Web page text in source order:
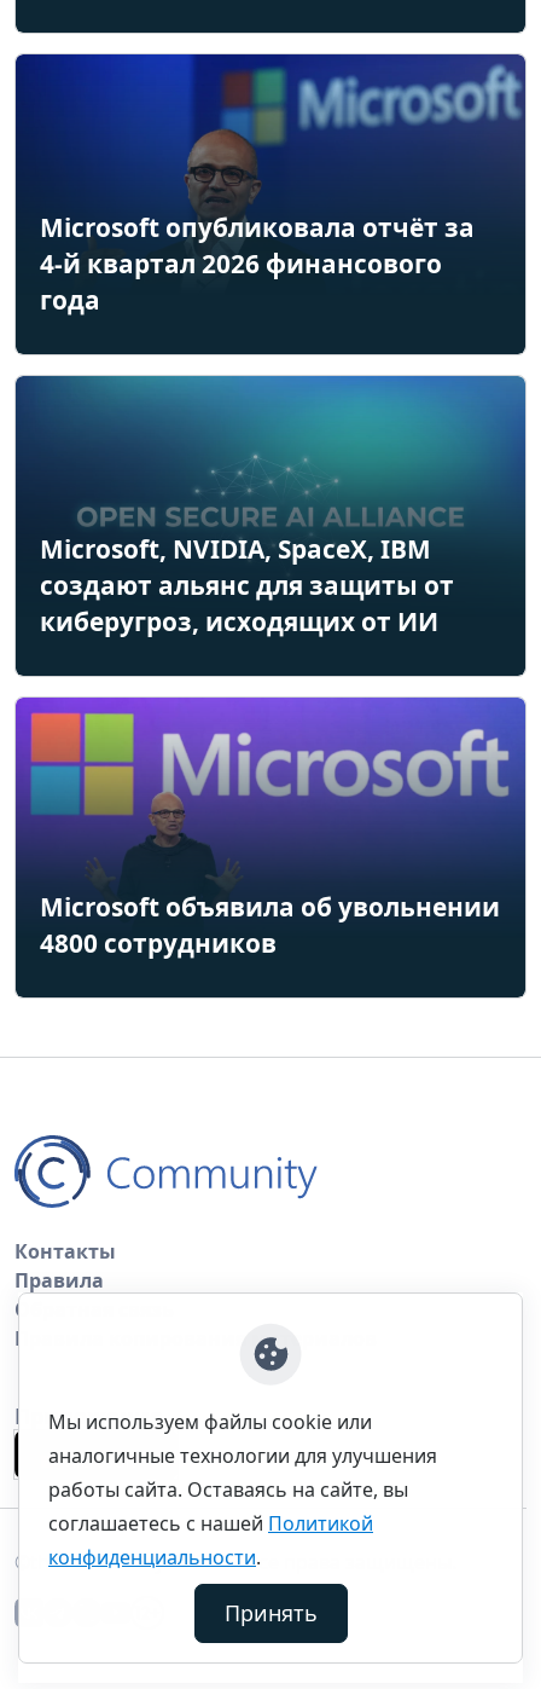
Microsoft опубликовала отчёт за
4-й квартал 2026 финансового
года
Microsoft, NVIDIA, SpaceX, IBM
создают альянс для защиты от
киберугроз, исходящих от ИИ
Microsoft объявила об увольнении
4800 сотрудников
Контакты
Правила
Обратная связь
Правила копирования материалов
Приложение
©thecommunity.ru 2026. Все права защищены.
Мы используем файлы cookie или
аналогичные технологии для улучшения
работы сайта. Оставаясь на сайте, вы
соглашаетесь с нашей Политикой
конфиденциальности.
Принять